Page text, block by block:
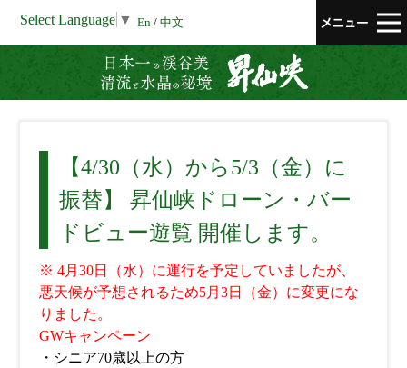
Select Language ▼ En / 中文
【4/30（水）から5/3（金）に
振替】 昇仙峡ドローン・バー
ドビュー遊覧 開催します。
※ 4月30日（水）に運行を予定していましたが、
悪天候が予想されるため5月3日（金）に変更にな
りました。
GWキャンペーン
・シニア70歳以上の方